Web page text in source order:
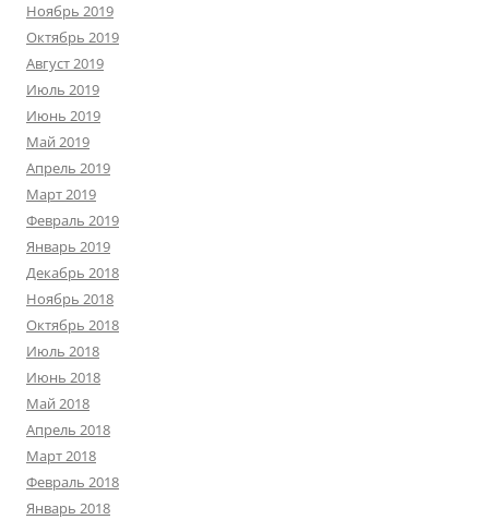
Ноябрь 2019
Октябрь 2019
Август 2019
Июль 2019
Июнь 2019
Май 2019
Апрель 2019
Март 2019
Февраль 2019
Январь 2019
Декабрь 2018
Ноябрь 2018
Октябрь 2018
Июль 2018
Июнь 2018
Май 2018
Апрель 2018
Март 2018
Февраль 2018
Январь 2018